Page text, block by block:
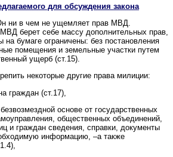
для обсуждения закона
ни в чем не ущемляет прав МВД.
берет себе массу дополнительных прав,
бумаге ограничены: без постановления
помещения и земельные участки путем
ущерб (ст.15).
некоторые другие права милиции:
граждан (ст.17),
основе от государственных
общественных объединений,
и граждан сведения, справки, документы
информацию, –а также